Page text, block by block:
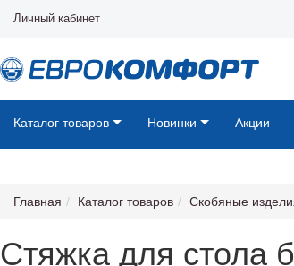
Личный кабинет
Каталог товаров Новинки Акции
Главная Каталог товаров Скобяные
Стяжка для стола